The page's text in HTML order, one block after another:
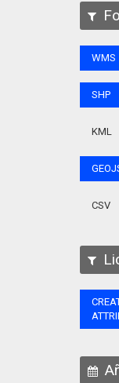
WMS
SHP
KML
CSV